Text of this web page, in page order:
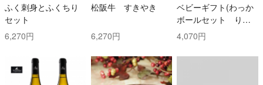
ふく刺身とふくちり
セット
6,270円
松阪牛 すきやき
6,270円
ベビーギフト(わっか
ボールセット りん
ご・しまりす)
4,070円